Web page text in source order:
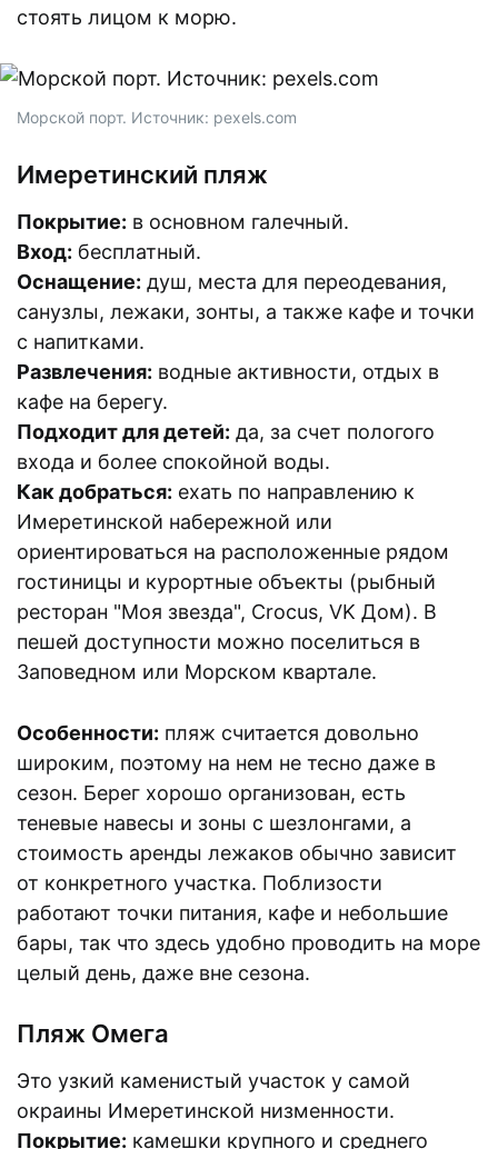
стоять лицом к морю.
Морской порт. Источник: pexels.com
Имеретинский пляж
Покрытие: в основном галечный.
Вход: бесплатный.
Оснащение: душ, места для переодевания,
санузлы, лежаки, зонты, а также кафе и точки
с напитками.
Развлечения: водные активности, отдых в
кафе на берегу.
Подходит для детей: да, за счет пологого
входа и более спокойной воды.
Как добраться: ехать по направлению к
Имеретинской набережной или
ориентироваться на расположенные рядом
гостиницы и курортные объекты (рыбный
ресторан "Моя звезда", Crocus, VK Дом). В
пешей доступности можно поселиться в
Заповедном или Морском квартале.
Особенности: пляж считается довольно
широким, поэтому на нем не тесно даже в
сезон. Берег хорошо организован, есть
теневые навесы и зоны с шезлонгами, а
стоимость аренды лежаков обычно зависит
от конкретного участка. Поблизости
работают точки питания, кафе и небольшие
бары, так что здесь удобно проводить на море
целый день, даже вне сезона.
Пляж Омега
Это узкий каменистый участок у самой
окраины Имеретинской низменности.
Покрытие: камешки крупного и среднего